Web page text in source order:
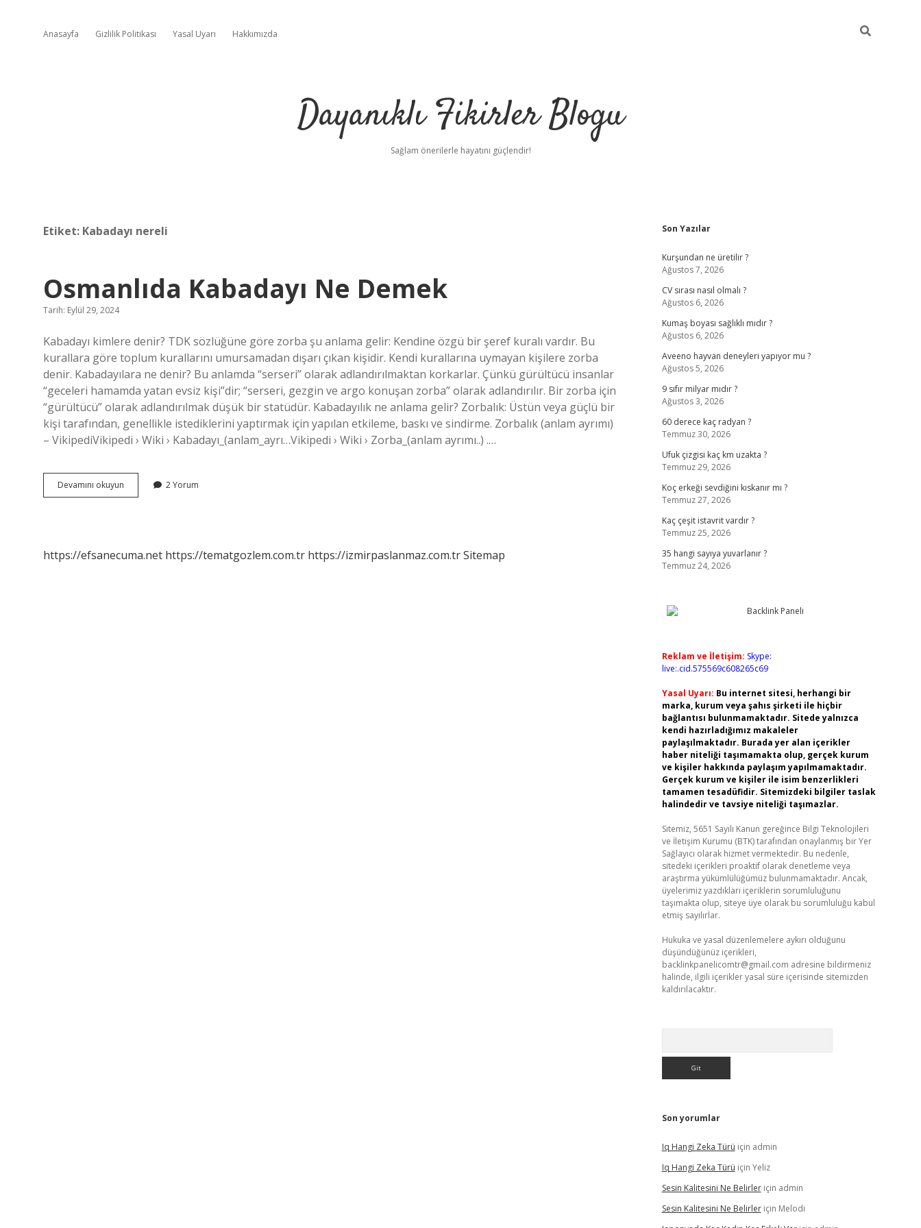
Anasayfa Gizlilik Politikası Yasal Uyarı Hakkımızda
Dayanıklı Fikirler Blogu
Sağlam önerilerle hayatını güçlendir!
Etiket: Kabadayı nereli
Osmanlıda Kabadayı Ne Demek
Tarih: Eylül 29, 2024
Kabadayı kimlere denir? TDK sözlüğüne göre zorba şu anlama gelir: Kendine özgü bir şeref kuralı vardır. Bu
kurallara göre toplum kurallarını umursamadan dışarı çıkan kişidir. Kendi kurallarına uymayan kişilere zorba
denir. Kabadayılara ne denir? Bu anlamda “serseri” olarak adlandırılmaktan korkarlar. Çünkü gürültücü insanlar
“geceleri hamamda yatan evsiz kişi”dir; “serseri, gezgin ve argo konuşan zorba” olarak adlandırılır. Bir zorba için
“gürültücü” olarak adlandırılmak düşük bir statüdür. Kabadayılık ne anlama gelir? Zorbalık: Üstün veya güçlü bir
kişi tarafından, genellikle istediklerini yaptırmak için yapılan etkileme, baskı ve sindirme. Zorbalık (anlam ayrımı)
– VikipediVikipedi › Wiki › Kabadayı_(anlam_ayrı…Vikipedi › Wiki › Zorba_(anlam ayrımı..) .…
Devamını okuyun Osmanlıda
Kabadayı
2 Yorum
https://efsanecuma.net https://tematgozlem.com.tr https://izmirpaslanmaz.com.trSitemap
Sidebar
Son Yazılar
Kurşundan ne üretilir ?
Ağustos 7, 2026
CV sırası nasıl olmalı ?
Ağustos 6, 2026
Kumaş boyası sağlıklı mıdır ?
Ağustos 6, 2026
Aveeno hayvan deneyleri yapıyor mu ?
Ağustos 5, 2026
9 sıfır milyar mıdır ?
Ağustos 3, 2026
60 derece kaç radyan ?
Temmuz 30, 2026
Ufuk çizgisi kaç km uzakta ?
Temmuz 29, 2026
Koç erkeği sevdiğini kıskanır mı ?
Temmuz 27, 2026
Kaç çeşit istavrit vardır ?
Temmuz 25, 2026
35 hangi sayıya yuvarlanır ?
Temmuz 24, 2026
Reklam ve İletişim: Skype:
live:.cid.575569c608265c69
Yasal Uyarı: Bu internet sitesi, herhangi bir
marka, kurum veya şahıs şirketi ile hiçbir
bağlantısı bulunmamaktadır. Sitede yalnızca
kendi hazırladığımız makaleler
paylaşılmaktadır. Burada yer alan içerikler
haber niteliği taşımamakta olup, gerçek kurum
ve kişiler hakkında paylaşım yapılmamaktadır.
Gerçek kurum ve kişiler ile isim benzerlikleri
tamamen tesadüfidir. Sitemizdeki bilgiler taslak
halindedir ve tavsiye niteliği taşımazlar.
Sitemiz, 5651 Sayılı Kanun gereğince Bilgi Teknolojileri
ve İletişim Kurumu (BTK) tarafından onaylanmış bir Yer
Sağlayıcı olarak hizmet vermektedir. Bu nedenle,
sitedeki içerikleri proaktif olarak denetleme veya
araştırma yükümlülüğümüz bulunmamaktadır. Ancak,
üyelerimiz yazdıkları içeriklerin sorumluluğunu
taşımakta olup, siteye üye olarak bu sorumluluğu kabul
etmiş sayılırlar.
Hukuka ve yasal düzenlemelere aykırı olduğunu
düşündüğünüz içerikleri,
backlinkpanelicomtr@gmail.com adresine bildirmeniz
halinde, ilgili içerikler yasal süre içerisinde sitemizden
kaldırılacaktır.
Son yorumlar
Iq Hangi Zeka Türü için admin
Iq Hangi Zeka Türü için Yeliz
Sesin Kalitesini Ne Belirleriçin admin
Sesin Kalitesini Ne Belirleriçin Melodi